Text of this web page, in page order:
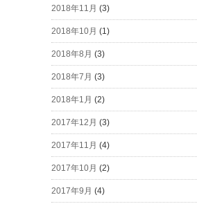
2018年11月 (3)
2018年10月 (1)
2018年8月 (3)
2018年7月 (3)
2018年1月 (2)
2017年12月 (3)
2017年11月 (4)
2017年10月 (2)
2017年9月 (4)